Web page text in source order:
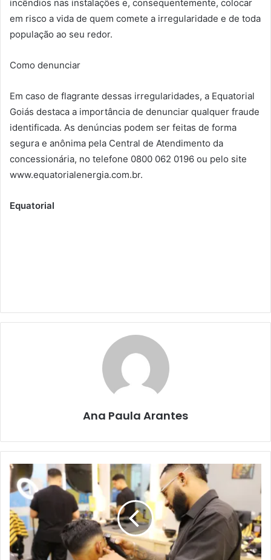
incêndios nas instalações e, consequentemente, colocar
em risco a vida de quem comete a irregularidade e de toda
população ao seu redor.
Como denunciar
Em caso de flagrante dessas irregularidades, a Equatorial
Goiás destaca a importância de denunciar qualquer fraude
identificada. As denúncias podem ser feitas de forma
segura e anônima pela Central de Atendimento da
concessionária, no telefone 0800 062 0196 ou pelo site
www.equatorialenergia.com.br.
Equatorial
Ana Paula Arantes